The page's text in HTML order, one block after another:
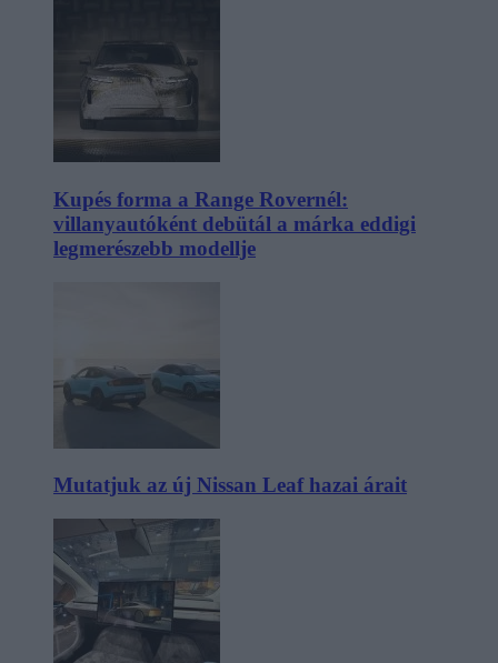
Kupés forma a Range Rovernél:
villanyautóként debütál a márka eddigi
legmerészebb modellje
Mutatjuk az új Nissan Leaf hazai árait